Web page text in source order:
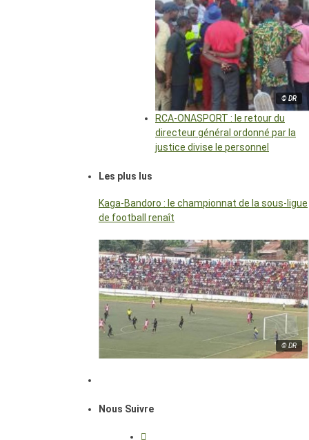
© DR
RCA-ONASPORT : le retour du
directeur général ordonné par la
justice divise le personnel
Les plus lus
Kaga-Bandoro : le championnat de la sous-ligue
de football renaît
© DR
Nous Suivre